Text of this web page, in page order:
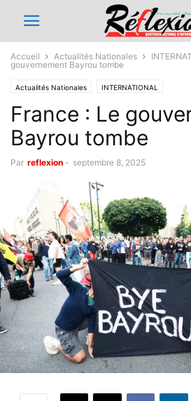
Accueil Actualités Nationales
gouvernement Bayrou tombe
Actualités Nationales INTERNATIONAL
France : Le
Bayrou tombe
Par reflexion - septembre 8, 2025